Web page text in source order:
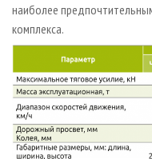
наиболее
комплекса.